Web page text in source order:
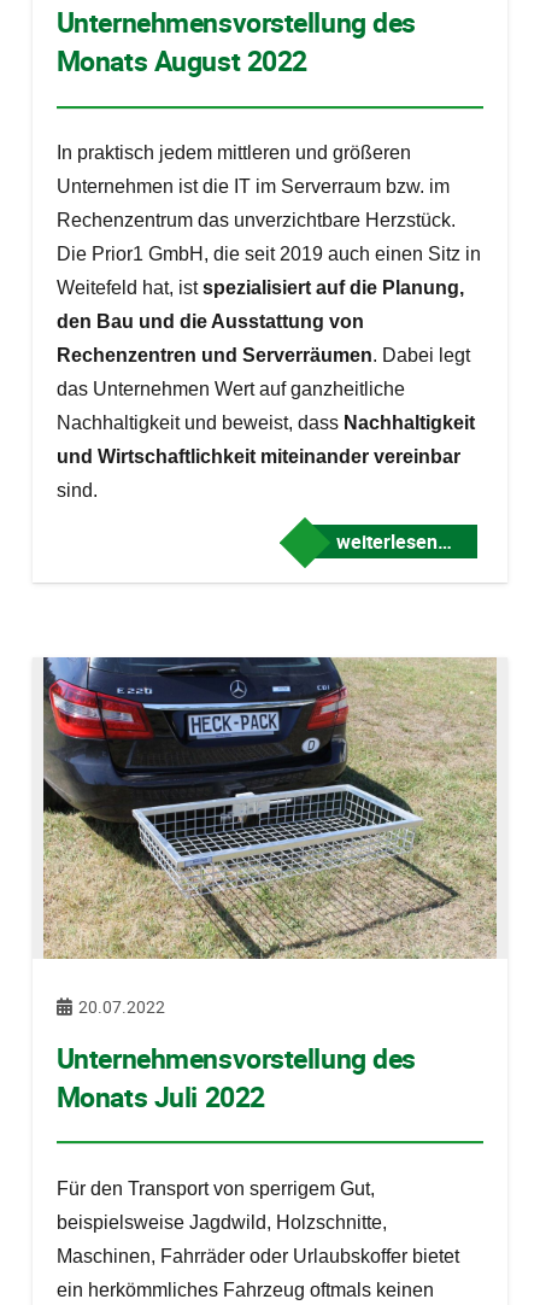
Unternehmensvorstellung des
Monats August 2022
In praktisch jedem mittleren und größeren
Unternehmen ist die IT im Serverraum bzw. im
Rechenzentrum das unverzichtbare Herzstück.
Die Prior1 GmbH, die seit 2019 auch einen Sitz in
Weitefeld hat, istspezialisiert auf die Planung,
den Bau und die Ausstattung von
Rechenzentren und Serverräumen. Dabei legt
das Unternehmen Wert auf ganzheitliche
Nachhaltigkeit und beweist, dass Nachhaltigkeit
und Wirtschaftlichkeit miteinander vereinbar
sind.
weiterlesen…
20.07.2022
Unternehmensvorstellung des
Monats Juli 2022
Für den Transport von sperrigem Gut,
beispielsweise Jagdwild, Holzschnitte,
Maschinen, Fahrräder oder Urlaubskoffer bietet
ein herkömmliches Fahrzeug oftmals keinen